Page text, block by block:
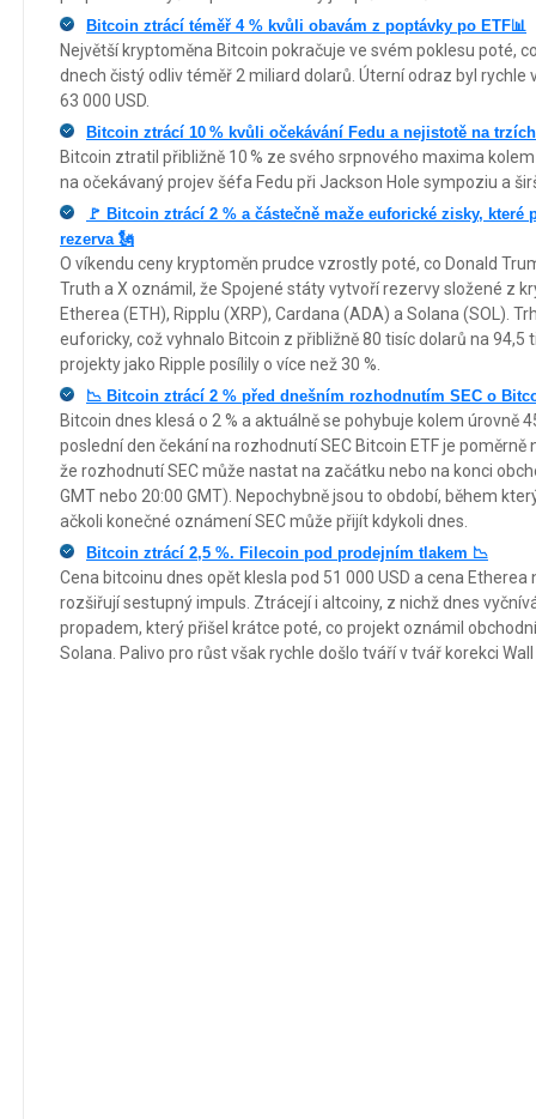
Bitcoin ztrácí téměř 4 % kvůli obavám z poptávky po ETF📊
Největší kryptoměna Bitcoin pokračuje ve svém poklesu poté,
dnech čistý odliv téměř 2 miliard dolarů. Úterní odraz byl rychle
63 000 USD.
Bitcoin ztrácí 10 % kvůli očekávání Fedu a nejistotě na trzích
Bitcoin ztratil přibližně 10 % ze svého srpnového maxima
na očekávaný projev šéfa Fedu při Jackson Hole sympoziu a
🚩 Bitcoin ztrácí 2 % a částečně maže euforické zisky,
rezerva 🗽
O víkendu ceny kryptoměn prudce vzrostly poté, co Donald
Truth a X oznámil, že Spojené státy vytvoří rezervy složené z
Etherea (ETH), Ripplu (XRP), Cardana (ADA) a Solana (SOL).
euforicky, což vyhnalo Bitcoin z přibližně 80 tisíc dolarů na
projekty jako Ripple posílily o více než 30 %.
📉 Bitcoin ztrácí 2 % před dnešním rozhodnutím SEC o
Bitcoin dnes klesá o 2 % a aktuálně se pohybuje kolem úrovně
poslední den čekání na rozhodnutí SEC Bitcoin ETF je
že rozhodnutí SEC může nastat na začátku nebo na konci
GMT nebo 20:00 GMT). Nepochybně jsou to období, během
ačkoli konečné oznámení SEC může přijít kdykoli dnes.
Bitcoin ztrácí 2,5 %. Filecoin pod prodejním tlakem 📉
Cena bitcoinu dnes opět klesla pod 51 000 USD a cena Etherea
rozšiřují sestupný impuls. Ztrácejí i altcoiny, z nichž dnes
propadem, který přišel krátce poté, co projekt oznámil
Solana. Palivo pro růst však rychle došlo tváří v tvář korekci